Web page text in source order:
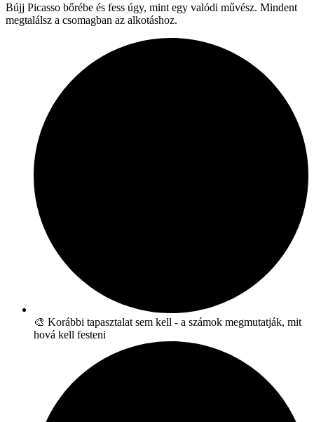
Bújj Picasso bőrébe és fess úgy, mint egy valódi művész. Mindent
megtalálsz a csomagban az alkotáshoz.
🎨 Korábbi tapasztalat sem kell - a számok megmutatják, mit
hová kell festeni